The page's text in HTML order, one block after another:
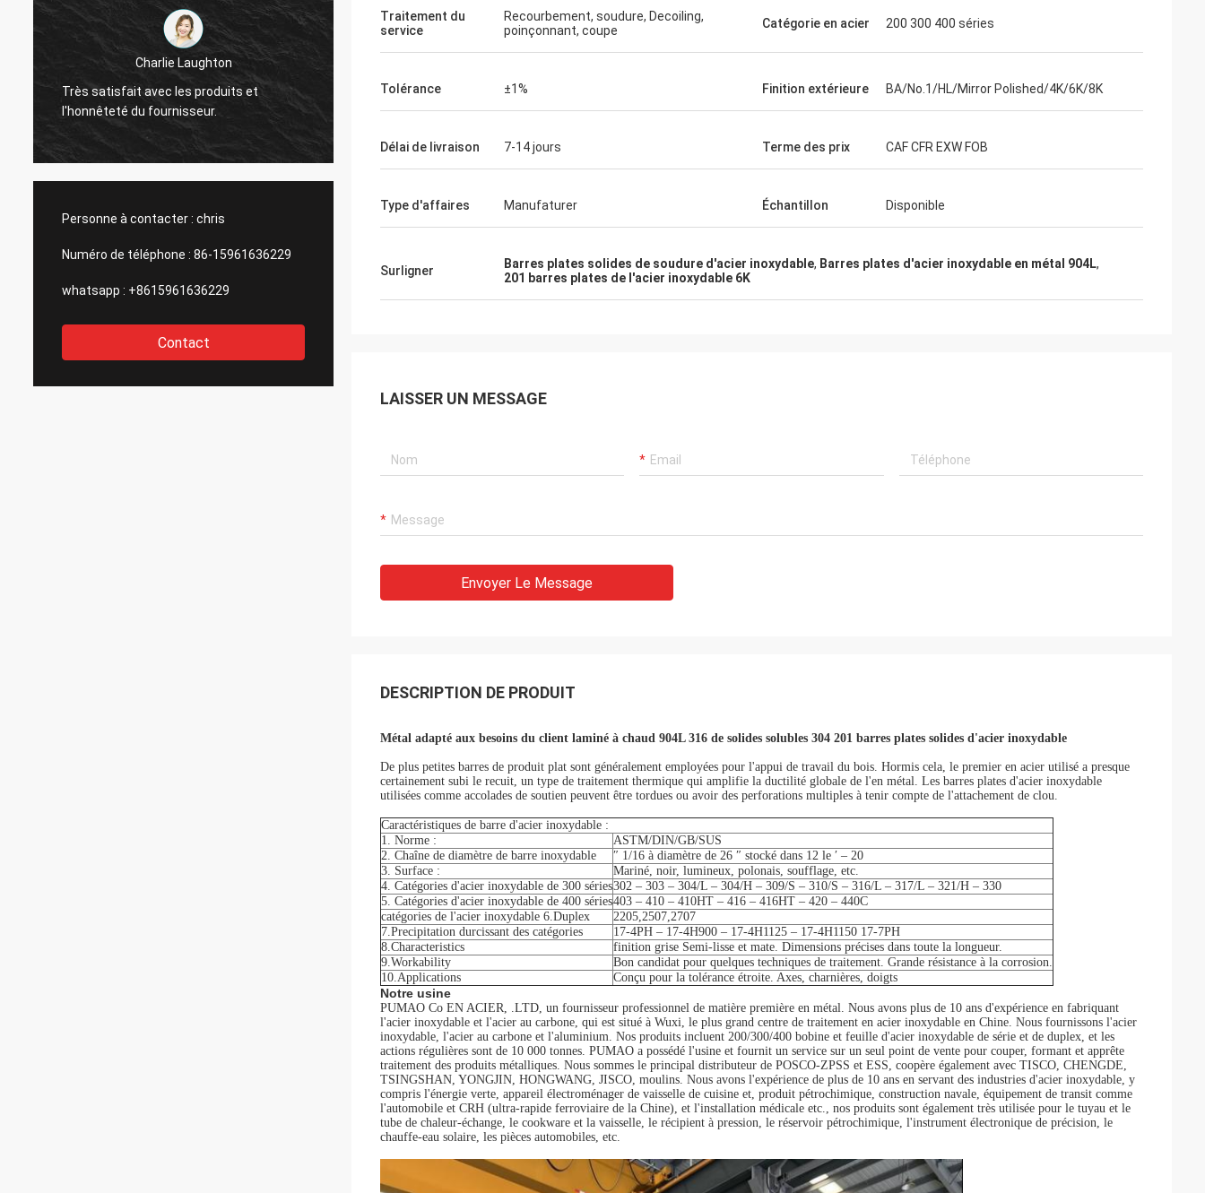
Charlie Laughton
Très satisfait avec les produits et
l'honnêteté du fournisseur.
Hovig Allan
rapide superbe sur un ordre urgent. En
tant que client de répétition elle a connu
même sans moi demandant.
Recommandez complètement d'avoir
satisfaisons les marchandises ce que
nous avons commandé et c'est notre
Personne à contacter : chris
Numéro de téléphone : 86-15961636229
whatsapp : +8615961636229
Contact
Traitement du
service
Recourbement, soudure, Decoiling,
poinçonnant, coupe
Catégorie en acier 200 300 400 séries
Tolérance ±1% Finition extérieure BA/No.1/HL/Mirror Polished/4K/6K/8K
Délai de livraison 7-14 jours Terme des prix CAF CFR EXW FOB
Type d'affaires Manufaturer Échantillon Disponible
Surligner Barres plates solides de soudure d'acier inoxydable, Barres plates d'acier inoxydable en métal 904L,
201 barres plates de l'acier inoxydable 6K
LAISSER UN MESSAGE
Envoyer Le Message
DESCRIPTION DE PRODUIT
Métal adapté aux besoins du client laminé à chaud 904L 316 de solides solubles 304 201 barres plates solides d'acier inoxydable
De plus petites barres de produit plat sont généralement employées pour l'appui de travail du bois. Hormis cela, le premier en acier utilisé a presque
certainement subi le recuit, un type de traitement thermique qui amplifie la ductilité globale de l'en métal. Les barres plates d'acier inoxydable
utilisées comme accolades de soutien peuvent être tordues ou avoir des perforations multiples à tenir compte de l'attachement de clou.
Caractéristiques de barre d'acier inoxydable :
1. Norme :
ASTM/DIN/GB/SUS
2. Chaîne de diamètre de barre inoxydable
″ 1/16 à diamètre de 26 ″ stocké dans 12 le ′ – 20
3. Surface :
Mariné, noir, lumineux, polonais, soufflage, etc.
4. Catégories d'acier inoxydable de 300 séries302 – 303 – 304/L – 304/H – 309/S – 310/S – 316/L – 317/L – 321/H – 330
5. Catégories d'acier inoxydable de 400 séries403 – 410 – 410HT – 416 – 416HT – 420 – 440C
catégories de l'acier inoxydable 6.Duplex
2205,2507,2707
7.Precipitation durcissant des catégories
17-4PH – 17-4H900 – 17-4H1125 – 17-4H1150 17-7PH
8.Characteristics
finition grise Semi-lisse et mate. Dimensions précises dans toute la longueur.
9.Workability
Bon candidat pour quelques techniques de traitement. Grande résistance à la corrosion.
10.Applications
Conçu pour la tolérance étroite. Axes, charnières, doigts
Notre usine
PUMAO Co EN ACIER, .LTD, un fournisseur professionnel de matière première en métal. Nous avons plus de 10 ans d'expérience en fabriquant
l'acier inoxydable et l'acier au carbone, qui est situé à Wuxi, le plus grand centre de traitement en acier inoxydable en Chine. Nous fournissons l'acier
inoxydable, l'acier au carbone et l'aluminium. Nos produits incluent 200/300/400 bobine et feuille d'acier inoxydable de série et de duplex, et les
actions régulières sont de 10 000 tonnes. PUMAO a possédé l'usine et fournit un service sur un seul point de vente pour couper, formant et apprête
traitement des produits métalliques. Nous sommes le principal distributeur de POSCO-ZPSS et ESS, coopère également avec TISCO, CHENGDE,
TSINGSHAN, YONGJIN, HONGWANG, JISCO, moulins. Nous avons l'expérience de plus de 10 ans en servant des industries d'acier inoxydable, y
compris l'énergie verte, appareil électroménager de vaisselle de cuisine et, produit pétrochimique, construction navale, équipement de transit comme
l'automobile et CRH (ultra-rapide ferroviaire de la Chine), et l'installation médicale etc., nos produits sont également très utilisée pour le tuyau et le
tube de chaleur-échange, le cookware et la vaisselle, le récipient à pression, le réservoir pétrochimique, l'instrument électronique de précision, le
chauffe-eau solaire, les pièces automobiles, etc.